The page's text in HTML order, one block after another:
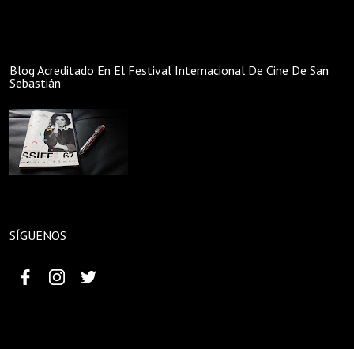
Blog Acreditado En El Festival Internacional De Cine De San
Sebastián
SÍGUENOS